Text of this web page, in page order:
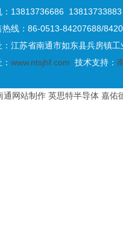
：13813736686 13813733883
热线：86-0513-84207688/
：江苏省南通市如东县兵房镇
www.ntsjhf.com 技术支持：
通网站制作 英思特半导体 嘉佑